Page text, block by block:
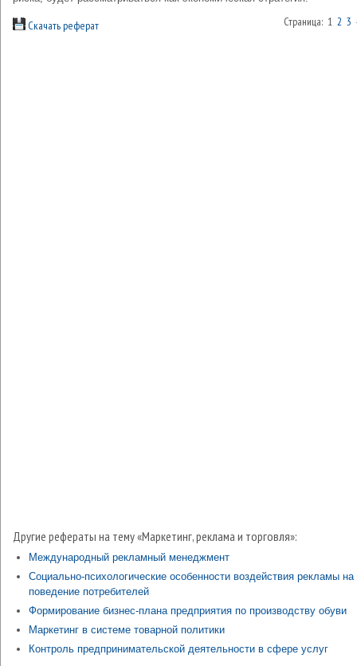
Скачать реферат Страница: 1 2 3
Другие рефераты на тему «Маркетинг, реклама и торговля»:
Международный рекламный менеджмент
Социально-психологические особенности воздействия рекламы на
поведение потребителей
Формирование бизнес-плана предприятия по производству обуви
Маркетинг в системе товарной политики
Контроль предпринимательской деятельности в сфере услуг